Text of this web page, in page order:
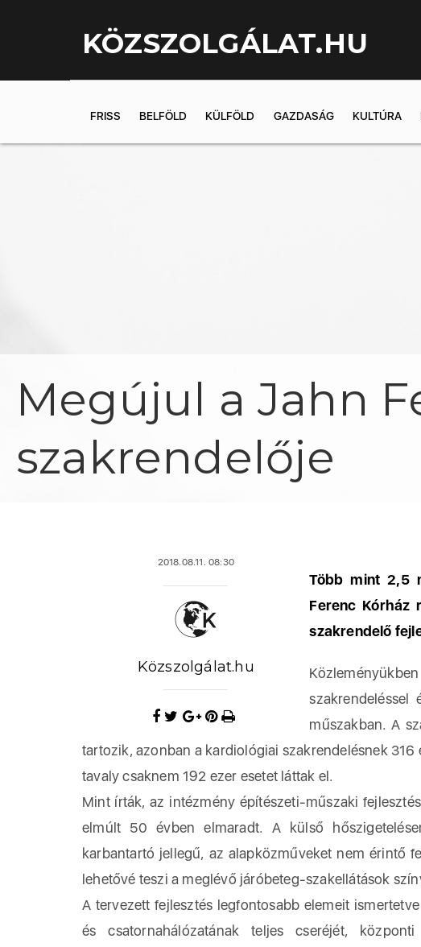
KÖZSZOLGÁLAT.HU
FRISS BELFÖLD KÜLFÖLD GAZDASÁG KULTÚRA
Megújul a Jahn
szakrendelője
2018.08.11. 08:30
Közszolgálat.hu
Több mint 2,5
Ferenc Kórház
szakrendelő
műszakban. A
tartozik, azonban a kardiológiai szakrendelésnek
tavaly csaknem 192 ezer esetet láttak el.
Mint írták, az intézmény építészeti-műszaki
elmúlt 50 évben elmaradt. A külső
karbantartó jellegű, az alapközműveket nem érintő
lehetővé teszi a meglévő járóbeteg-szakellátások
A tervezett fejlesztés legfontosabb elemeit
és csatornahálózatának teljes cseréjét,